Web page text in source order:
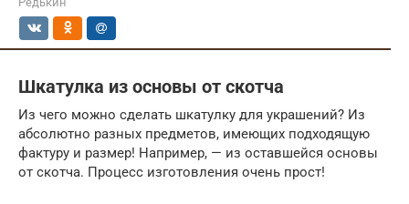
Шкатулка из основы от скотча
Из чего можно сделать шкатулку для украшений? Из
абсолютно разных предметов, имеющих подходящую
фактуру и размер! Например, — из оставшейся основы
от скотча. Процесс изготовления очень прост!